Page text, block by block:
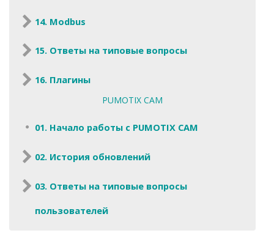
14. Modbus
15. Ответы на типовые вопросы
16. Плагины
PUMOTIX CAM
01. Начало работы с PUMOTIX CAM
02. История обновлений
03. Ответы на типовые вопросы
пользователей